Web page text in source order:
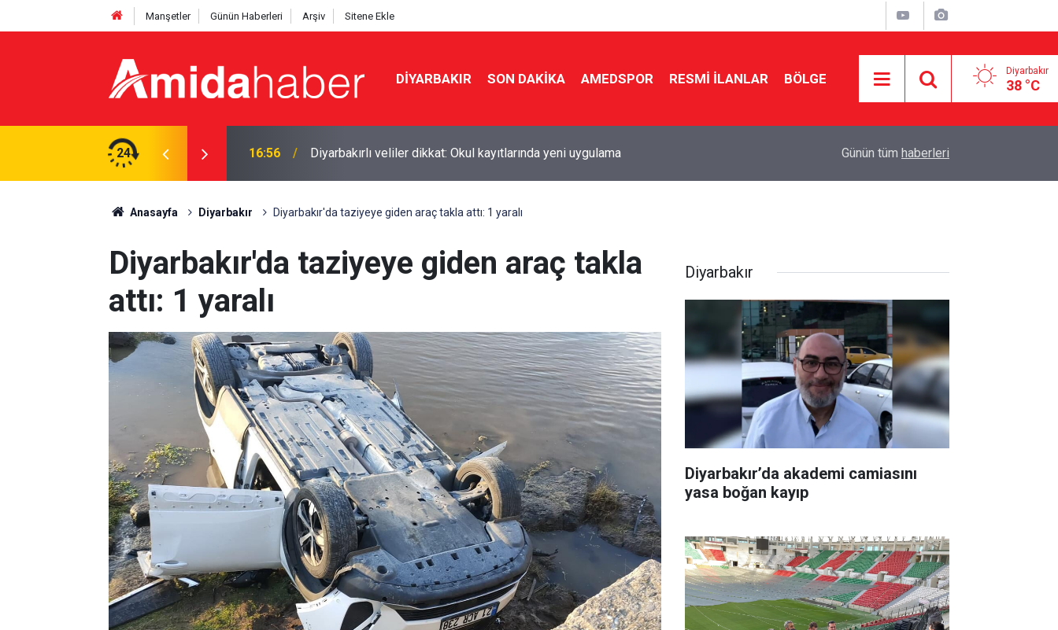
Manşetler Günün Haberleri Arşiv Sitene Ekle
DIYARBAKIR SON DAKIKA AMEDSPOR RESMI İLANLAR BÖLGE Diyarbakır
38 °C
24
yeni uygulama 16:29 Diyarbakır’da polisten kaçan 6 şüpheliden 2’si tutuklandı Amedspor’un Diyarbakır’a dönüş tarihi belli oldu
Günün tüm haberleri
Anasayfa Diyarbakır Diyarbakır'da taziyeye giden araç takla attı: 1 yaralı
Diyarbakır'da taziyeye giden araç takla
attı: 1 yaralı
Diyarbakır
Diyarbakır’da akademi camiasını
yasa boğan kayıp